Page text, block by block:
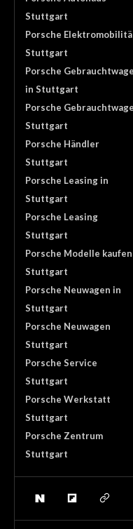
Stuttgart
Porsche
Stuttgart
Porsche
in Stuttgart
Porsche
Stuttgart
Porsche Händler
Stuttgart
Porsche Leasing in
Stuttgart
Porsche Leasing
Stuttgart
Porsche Modelle
Stuttgart
Porsche Neuwagen in
Stuttgart
Porsche Neuwagen
Stuttgart
Porsche Service
Stuttgart
Porsche Werkstatt
Stuttgart
Porsche Zentrum
Stuttgart